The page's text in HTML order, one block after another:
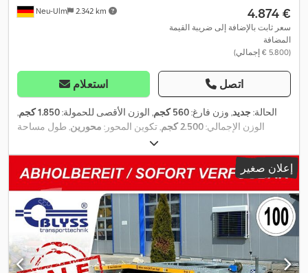
Neu-Ulm 2.342 km ‏4.874 €
سعر ثابت بالإضافة إلى ضريبة القيمة
المضافة
(‏5.800 € إجمالي)
استعلام اتصل
الحالة:جديد, وزن فارغ:560 كجم , الوزن الأقصى للحمولة:1.850 كجم
,
الوزن الإجمالي:2.500 كجم , تكوين المحور: محورين, طول مساحة
, عرض مساحة التحميل:
التحميل:350 مم , حجم مساحة التحميل:3,1 م³ , لون:رمادي, ارتفاع البناء:
1.000 مم
, العرض التشغيلي:1.913 مم , إعلان صغير